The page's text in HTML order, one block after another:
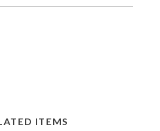
インの良いレザー財布を探し
ITEMS